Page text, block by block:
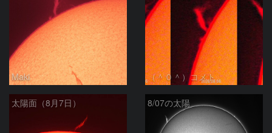
Maki （＾０＾）コメト
太陽面（8月7日） 8/07の太陽